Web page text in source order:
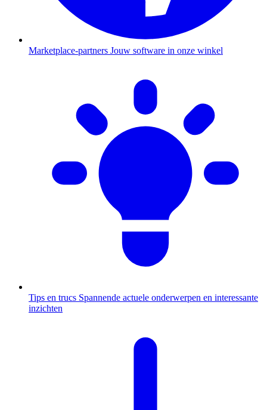
Marketplace-partners Jouw software in onze winkel
Tips en trucs Spannende actuele onderwerpen en interessante
inzichten